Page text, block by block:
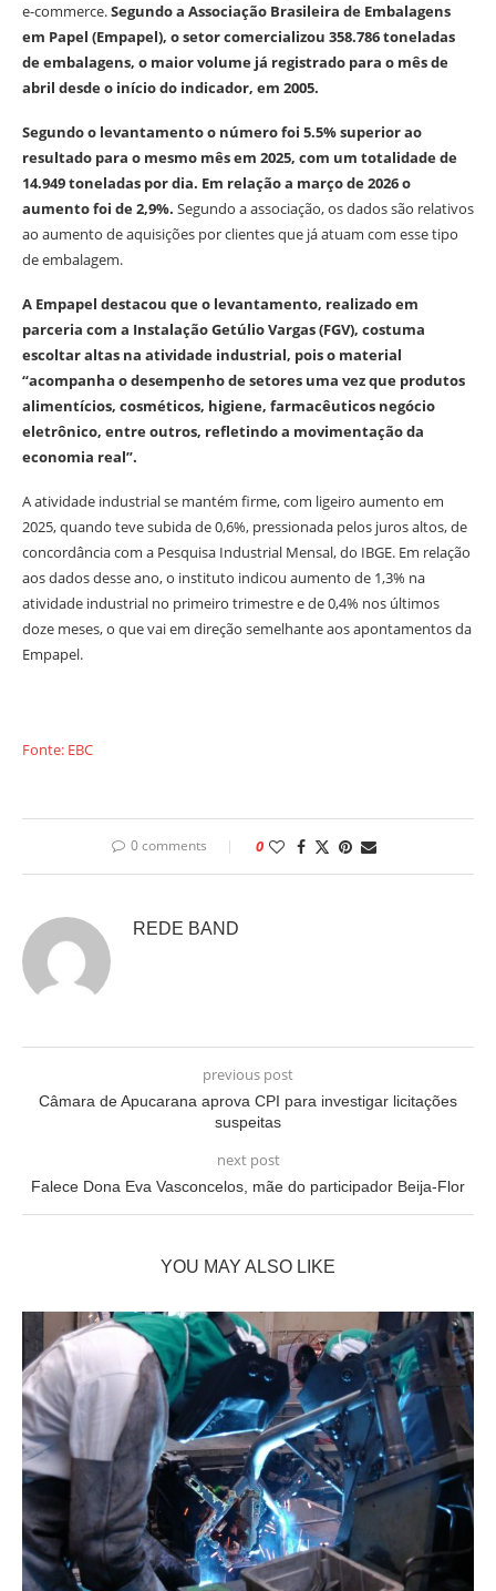
e-commerce.Segundo a Associação Brasileira de Embalagens
em Papel (Empapel), o setor comercializou 358.786 toneladas
de embalagens, o maior volume já registrado para o mês de
abril desde o início do indicador, em 2005.
Segundo o levantamento o número foi 5.5% superior ao
resultado para o mesmo mês em 2025, com um totalidade de
14.949 toneladas por dia. Em relação a março de 2026 o
aumento foi de 2,9%. Segundo a associação, os dados são relativos
ao aumento de aquisições por clientes que já atuam com esse tipo
de embalagem.
A Empapel destacou que o levantamento, realizado em
parceria com a Instalação Getúlio Vargas (FGV), costuma
escoltar altas na atividade industrial, pois o material
“acompanha o desempenho de setores uma vez que produtos
alimentícios, cosméticos, higiene, farmacêuticos negócio
eletrônico, entre outros, refletindo a movimentação da
economia real”.
A atividade industrial se mantém firme, com ligeiro aumento em
2025, quando teve subida de 0,6%, pressionada pelos juros altos, de
concordância com a Pesquisa Industrial Mensal, do IBGE. Em relação
aos dados desse ano, o instituto indicou aumento de 1,3% na
atividade industrial no primeiro trimestre e de 0,4% nos últimos
doze meses, o que vai em direção semelhante aos apontamentos da
Empapel.
Fonte: EBC
0 comments 0
REDE BAND
previous post
Câmara de Apucarana aprova CPI para investigar licitações
suspeitas
next post
Falece Dona Eva Vasconcelos, mãe do participador Beija-Flor
YOU MAY ALSO LIKE